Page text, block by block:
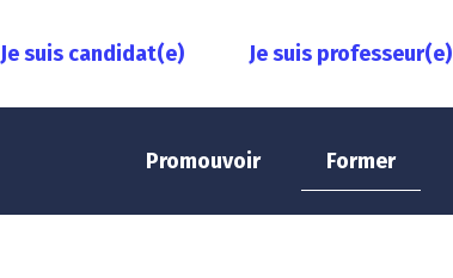
Je suis candidat(e) Je suis professeur(e)
Promouvoir Former